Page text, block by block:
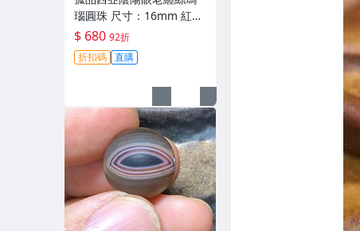
瑙圓珠 尺寸：16mm 紅彤
彤的太陽眼黑瞳天眼，呈
現陰 天珠 瑪瑙 古玩 二手
【德寶齋】6343
$ 680 92折
折扣碼 直購